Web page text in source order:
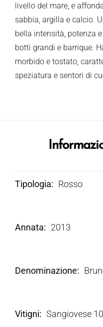
livello del mare, e
sabbia, argilla e calcio.
bella intensità, potenza
botti grandi e barrique.
morbido e tostato,
speziatura e sentori di
Tipologia Rosso
Annata 2013
Denominazione
Vitigni Sangiovese